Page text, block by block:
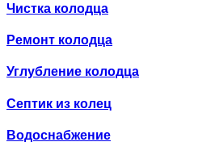
Чистка колодца
Ремонт колодца
Углубление колодца
Септик из колец
Водоснабжение